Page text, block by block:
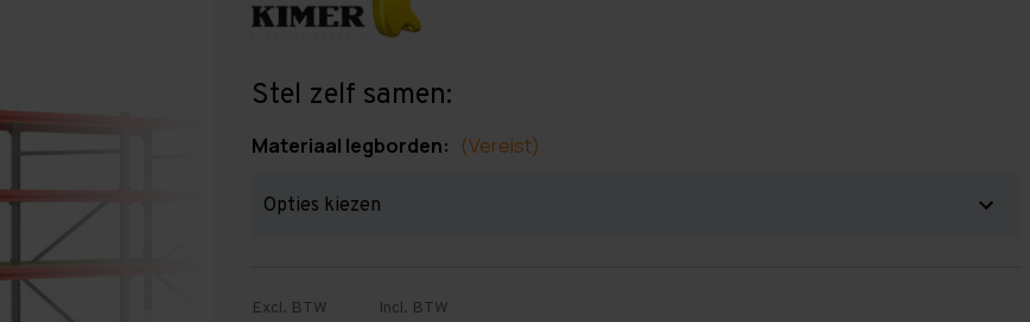
Stel zelf samen:
Materiaal legborden: (Vereist)
Excl. BTW Incl. BTW